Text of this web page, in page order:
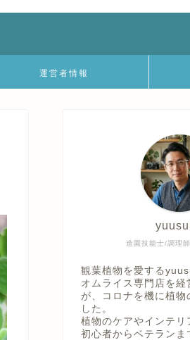
運営者情報
造園技能士/調理
観葉植物を愛する
オムライス専門店を経
が、コロナを機に植物
した。
植物のケアやインテリ
初心者からベテランま